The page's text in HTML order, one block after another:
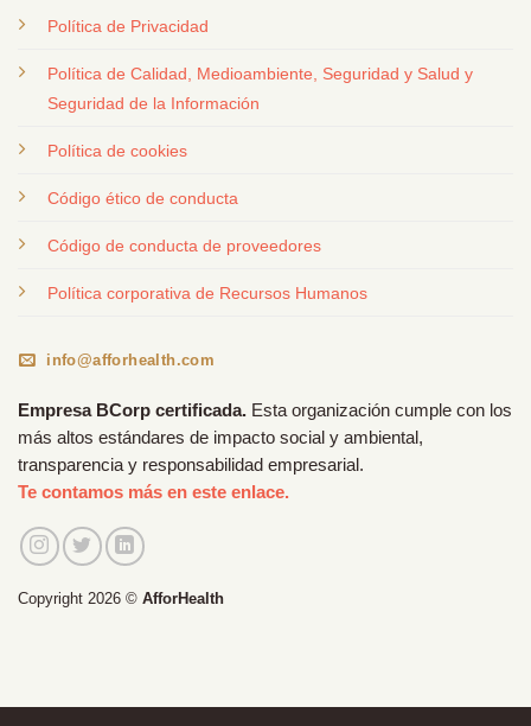
Política de Privacidad
Política de Calidad, Medioambiente, Seguridad y Salud y
Seguridad de la Información
Política de cookies
Código ético de conducta
Código de conducta de proveedores
Política corporativa de Recursos Humanos
info@afforhealth.com
Empresa BCorp certificada. Esta organización cumple con los
más altos estándares de impacto social y ambiental,
transparencia y responsabilidad empresarial.
Te contamos más en este enlace.
Copyright 2026 © AfforHealth